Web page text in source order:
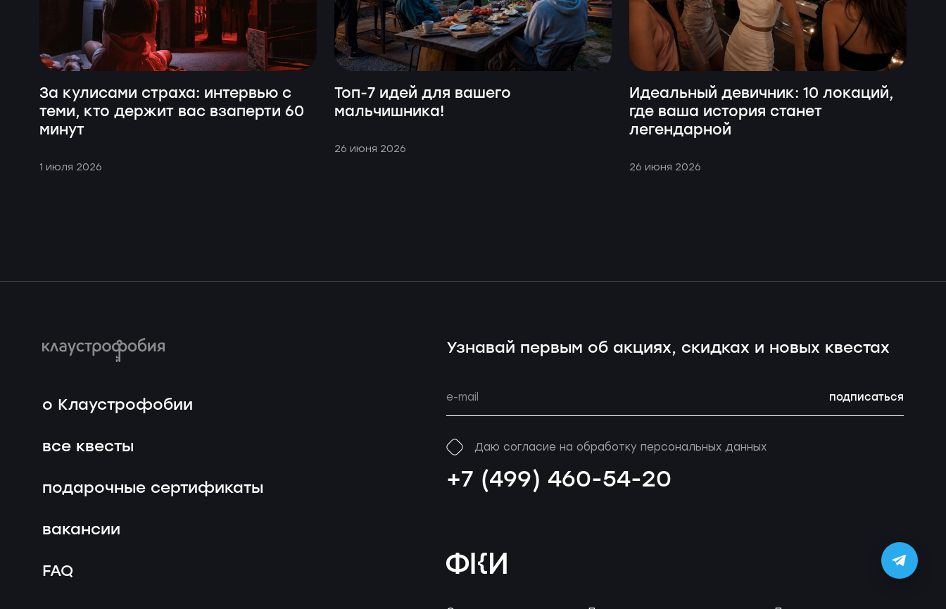
За кулисами страха: интервью с
теми, кто держит вас взаперти 60
минут
1 июля 2026
Топ-7 идей для вашего
мальчишника!
26 июня 2026
Идеальный девичник: 10 локаций,
где ваша история станет
легендарной
26 июня 2026
о Клаустрофобии
все квесты
подарочные сертификаты
вакансии
FAQ
Узнавай первым об акциях, скидках и новых квестах
подписаться
Даю согласие на обработку персональных данных
+7 (499) 460-54-20